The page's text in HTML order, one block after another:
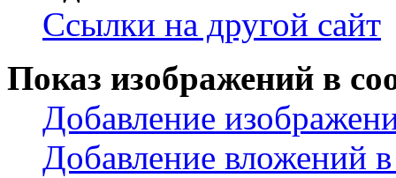
Ссылки на другой сайт
Показ изображений в
Добавление
Добавление вложений